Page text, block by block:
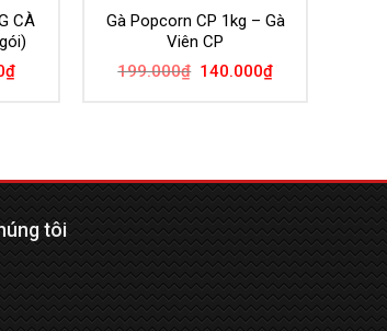
CÀ
₫
Gà Popcorn CP 1kg – Gà
Viên CP
199.000₫ 140.000₫
tôi